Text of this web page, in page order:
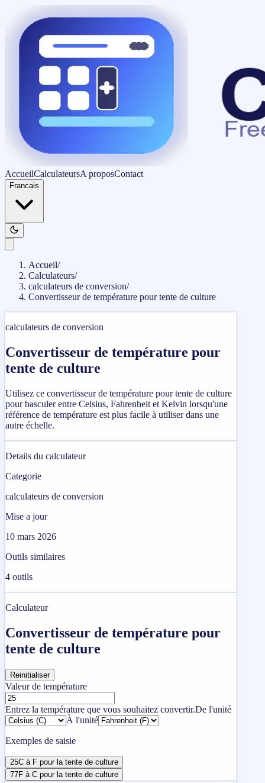
AccueilCalculateursA proposContact
Francais
Accueil/
Calculateurs/
calculateurs de conversion/
Convertisseur de température pour tente de culture
calculateurs de conversion
Convertisseur de température pour
tente de culture
Utilisez ce convertisseur de température pour tente de culture
pour basculer entre Celsius, Fahrenheit et Kelvin lorsqu'une
référence de température est plus facile à utiliser dans une
autre échelle.
Details du calculateur
Categorie
calculateurs de conversion
Mise a jour
10 mars 2026
Outils similaires
4 outils
Calculateur
Convertisseur de température pour
tente de culture
Reinitialiser
Valeur de température
Entrez la température que vous souhaitez convertir.De l'unité
À l'unité
Exemples de saisie
25C à F pour la tente de culture
77F à C pour la tente de culture